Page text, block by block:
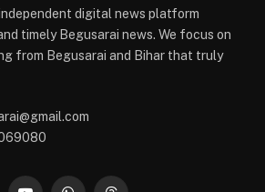
digital news platform
timely Begusarai news. We focus on
from Begusarai and Bihar that truly